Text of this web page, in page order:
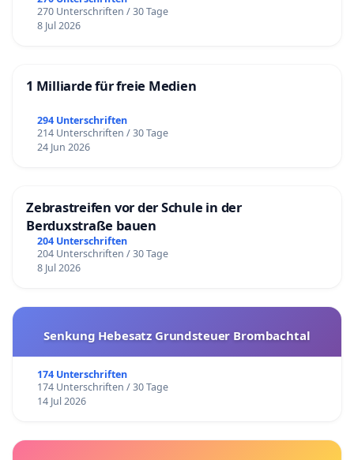
270 Unterschriften / 30 Tage
8 Jul 2026
1 Milliarde für freie Medien
294 Unterschriften
214 Unterschriften / 30 Tage
24 Jun 2026
Zebrastreifen vor der Schule in der
Berduxstraße bauen
204 Unterschriften
204 Unterschriften / 30 Tage
8 Jul 2026
Senkung Hebesatz Grundsteuer Brombachtal
174 Unterschriften
174 Unterschriften / 30 Tage
14 Jul 2026